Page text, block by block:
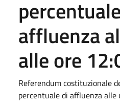
affluenza
alle ore
Referendum costituzionale
percentuale di affluenza